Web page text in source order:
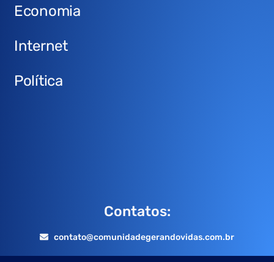
Economia
Internet
Política
Contatos:
contato@comunidadegerandovidas.com.br